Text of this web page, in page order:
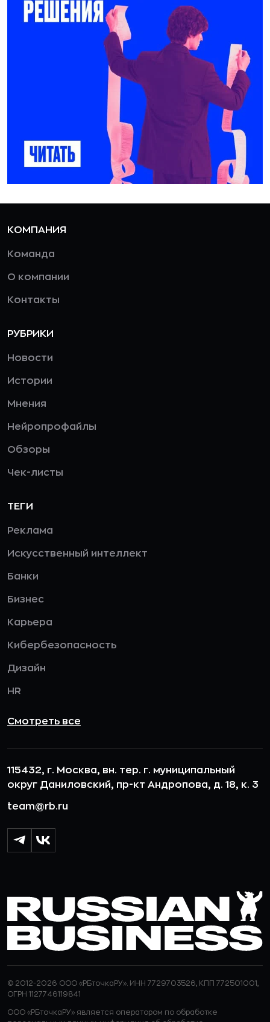
КОМПАНИЯ
Команда
О компании
Контакты
РУБРИКИ
Новости
Истории
Мнения
Нейропрофайлы
Обзоры
Чек-листы
ТЕГИ
Реклама
Искусственный интеллект
Банки
Бизнес
Карьера
Кибербезопасность
Дизайн
HR
Смотреть все
115432, г. Москва, вн. тер. г. муниципальный
округ Даниловский, пр-кт Андропова, д. 18, к. 3
team@rb.ru
© 2012-2026 ООО «РБточкаРУ». ИНН 7729703526, КПП 772501001,
ОГРН 1127746119841
ООО «РБточкаРУ» является оператором по обработке